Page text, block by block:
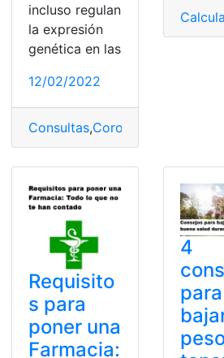
Colágeno,Cuidado de piel
incluso regulan
la expresión
genética en las
12/02/2022
Consultas,Coronavirus
Requisito
s para
poner una
Farmacia:
4
para